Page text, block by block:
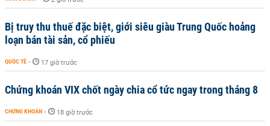
Bị truy thu thuế đặc biệt, giới siêu giàu Trung Quốc hoảng
loạn bán tài sản, cổ phiếu
QUỐC TẾ - 17 giờ trước
Chứng khoán VIX chốt ngày chia cổ tức ngay trong tháng 8
CHỨNG KHOÁN - 18 giờ trước